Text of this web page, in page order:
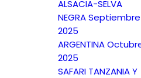
ALSACIA-SELVA
NEGRA Septiembre
2025
ARGENTINA
2025
SAFARI TANZANIA Y